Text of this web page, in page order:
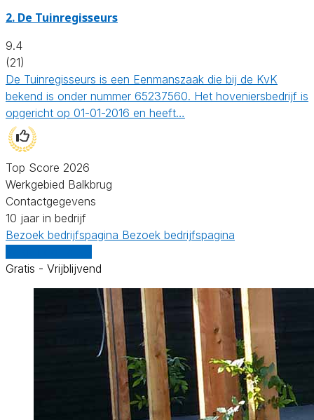
2. De Tuinregisseurs
9.4
(21)
De Tuinregisseurs is een Eenmanszaak die bij de KvK
bekend is onder nummer 65237560. Het hoveniersbedrijf is
opgericht op 01-01-2016 en heeft…
Top Score 2026
Werkgebied Balkbrug
Contactgegevens
10 jaar in bedrijf
Bezoek bedrijfspagina Bezoek bedrijfspagina
Gratis - Vrijblijvend